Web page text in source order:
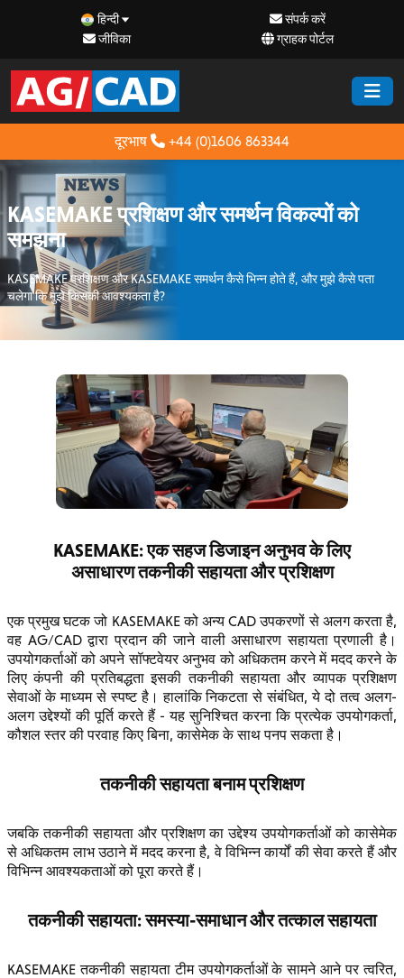
हिन्दी
संपर्क करें
जीविका
ग्राहक पोर्टल
दूरभाष +44 (0)1606 863344
KASEMAKE प्रशिक्षण और समर्थन विकल्पों को
समझना
KASEMAKE प्रशिक्षण और KASEMAKE समर्थन कैसे भिन्न होते हैं, और मुझे कैसे पता
चलेगा कि मुझे किसकी आवश्यकता है?
KASEMAKE: एक सहज डिजाइन अनुभव के लिए
असाधारण तकनीकी सहायता और प्रशिक्षण
एक प्रमुख घटक जो KASEMAKE को अन्य CAD उपकरणों से अलग करता है,
वह AG/CAD द्वारा प्रदान की जाने वाली असाधारण सहायता प्रणाली है।
उपयोगकर्ताओं को अपने सॉफ्टवेयर अनुभव को अधिकतम करने में मदद करने के
लिए कंपनी की प्रतिबद्धता इसकी तकनीकी सहायता और व्यापक प्रशिक्षण
सेवाओं के माध्यम से स्पष्ट है। हालांकि निकटता से संबंधित, ये दो तत्व अलग-
अलग उद्देश्यों की पूर्ति करते हैं - यह सुनिश्चित करना कि प्रत्येक उपयोगकर्ता,
कौशल स्तर की परवाह किए बिना, कासेमेक के साथ पनप सकता है।
तकनीकी सहायता बनाम प्रशिक्षण
जबकि तकनीकी सहायता और प्रशिक्षण का उद्देश्य उपयोगकर्ताओं को कासेमेक
से अधिकतम लाभ उठाने में मदद करना है, वे विभिन्न कार्यों की सेवा करते हैं और
विभिन्न आवश्यकताओं को पूरा करते हैं।
तकनीकी सहायता: समस्या-समाधान और तत्काल सहायता
KASEMAKE तकनीकी सहायता टीम उपयोगकर्ताओं के सामने आने पर त्वरित,